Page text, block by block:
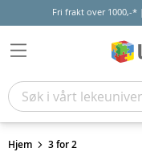
Fri frakt over 1000,-
Hjem 3 for 2